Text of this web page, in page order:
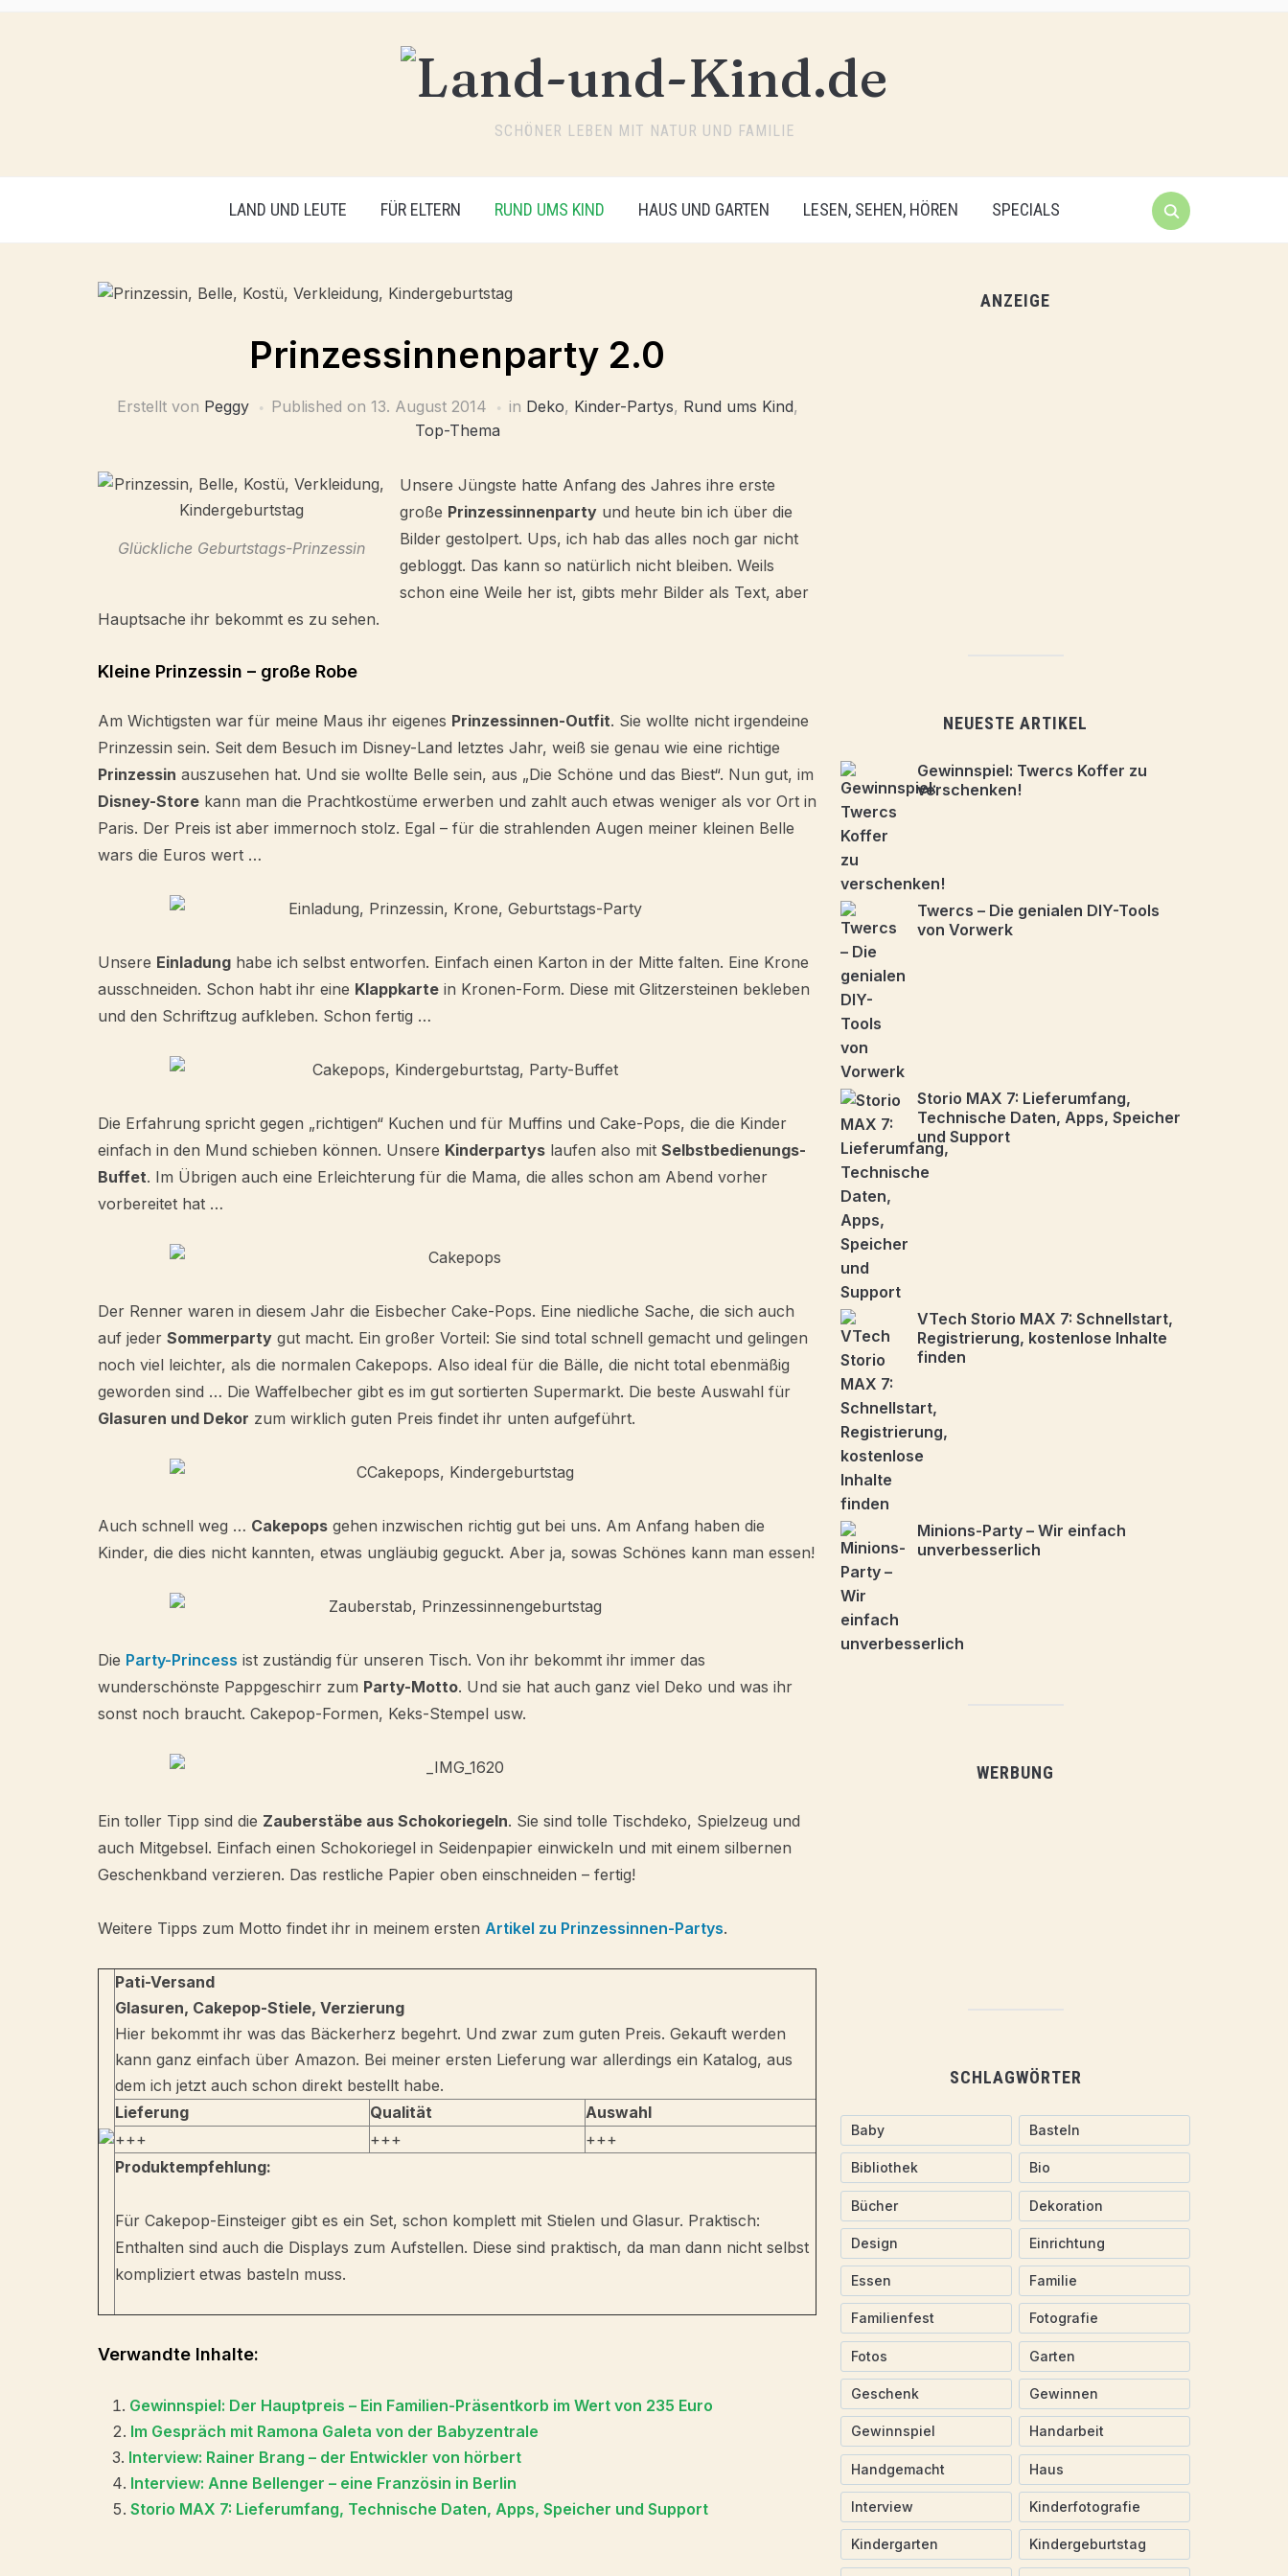
SCHÖNER LEBEN MIT NATUR UND FAMILIE
LAND UND LEUTE FÜR ELTERN RUND UMS KIND HAUS UND GARTEN LESEN, SEHEN, HÖREN SPECIALS
Prinzessinnenparty 2.0
Erstellt von Peggy Published on 13. August 2014 in Deko, Kinder-Partys, Rund ums Kind,
Top-Thema
Glückliche Geburtstags-Prinzessin
Unsere Jüngste hatte Anfang des Jahres ihre erste
große Prinzessinnenparty und heute bin ich über die
Bilder gestolpert. Ups, ich hab das alles noch gar nicht
gebloggt. Das kann so natürlich nicht bleiben. Weils
schon eine Weile her ist, gibts mehr Bilder als Text, aber
Hauptsache ihr bekommt es zu sehen.
Kleine Prinzessin – große Robe
Am Wichtigsten war für meine Maus ihr eigenes Prinzessinnen-Outfit. Sie wollte nicht irgendeine
Prinzessin sein. Seit dem Besuch im Disney-Land letztes Jahr, weiß sie genau wie eine richtige
Prinzessin auszusehen hat. Und sie wollte Belle sein, aus „Die Schöne und das Biest“. Nun gut, im
Disney-Store kann man die Prachtkostüme erwerben und zahlt auch etwas weniger als vor Ort in
Paris. Der Preis ist aber immernoch stolz. Egal – für die strahlenden Augen meiner kleinen Belle
wars die Euros wert …
Unsere Einladung habe ich selbst entworfen. Einfach einen Karton in der Mitte falten. Eine Krone
ausschneiden. Schon habt ihr eine Klappkarte in Kronen-Form. Diese mit Glitzersteinen bekleben
und den Schriftzug aufkleben. Schon fertig …
Die Erfahrung spricht gegen „richtigen“ Kuchen und für Muffins und Cake-Pops, die die Kinder
einfach in den Mund schieben können. Unsere Kinderpartys laufen also mit Selbstbedienungs-
Buffet. Im Übrigen auch eine Erleichterung für die Mama, die alles schon am Abend vorher
vorbereitet hat …
Der Renner waren in diesem Jahr die Eisbecher Cake-Pops. Eine niedliche Sache, die sich auch
auf jeder Sommerparty gut macht. Ein großer Vorteil: Sie sind total schnell gemacht und gelingen
noch viel leichter, als die normalen Cakepops. Also ideal für die Bälle, die nicht total ebenmäßig
geworden sind … Die Waffelbecher gibt es im gut sortierten Supermarkt. Die beste Auswahl für
Glasuren und Dekor zum wirklich guten Preis findet ihr unten aufgeführt.
Auch schnell weg … Cakepops gehen inzwischen richtig gut bei uns. Am Anfang haben die
Kinder, die dies nicht kannten, etwas ungläubig geguckt. Aber ja, sowas Schönes kann man essen!
Die Party-Princess ist zuständig für unseren Tisch. Von ihr bekommt ihr immer das
wunderschönste Pappgeschirr zum Party-Motto. Und sie hat auch ganz viel Deko und was ihr
sonst noch braucht. Cakepop-Formen, Keks-Stempel usw.
Ein toller Tipp sind die Zauberstäbe aus Schokoriegeln. Sie sind tolle Tischdeko, Spielzeug und
auch Mitgebsel. Einfach einen Schokoriegel in Seidenpapier einwickeln und mit einem silbernen
Geschenkband verzieren. Das restliche Papier oben einschneiden – fertig!
Weitere Tipps zum Motto findet ihr in meinem ersten Artikel zu Prinzessinnen-Partys.
Pati-Versand
Glasuren, Cakepop-Stiele, Verzierung
Hier bekommt ihr was das Bäckerherz begehrt. Und zwar zum guten Preis. Gekauft werden
kann ganz einfach über Amazon. Bei meiner ersten Lieferung war allerdings ein Katalog, aus
dem ich jetzt auch schon direkt bestellt habe.
Lieferung
Qualität
Auswahl
+++
+++
+++
Produktempfehlung:
Für Cakepop-Einsteiger gibt es ein Set, schon komplett mit Stielen und Glasur. Praktisch:
Enthalten sind auch die Displays zum Aufstellen. Diese sind praktisch, da man dann nicht selbst
kompliziert etwas basteln muss.
Verwandte Inhalte:
Gewinnspiel: Der Hauptpreis – Ein Familien-Präsentkorb im Wert von 235 Euro
Im Gespräch mit Ramona Galeta von der Babyzentrale
Interview: Rainer Brang – der Entwickler von hörbert
Interview: Anne Bellenger – eine Französin in Berlin
Storio MAX 7: Lieferumfang, Technische Daten, Apps, Speicher und Support
ANZEIGE
NEUESTE ARTIKEL
Gewinnspiel: Twercs Koffer zu
verschenken!
Twercs – Die genialen DIY-Tools
von Vorwerk
Storio MAX 7: Lieferumfang,
Technische Daten, Apps, Speicher
und Support
VTech Storio MAX 7: Schnellstart,
Registrierung, kostenlose Inhalte
finden
Minions-Party – Wir einfach
unverbesserlich
WERBUNG
SCHLAGWÖRTER
Baby Basteln
Bibliothek Bio
Bücher Dekoration
Design Einrichtung
Essen Familie
Familienfest Fotografie
Fotos Garten
Geschenk Gewinnen
Gewinnspiel Handarbeit
Handgemacht Haus
Interview Kinderfotografie
Kindergarten Kindergeburtstag